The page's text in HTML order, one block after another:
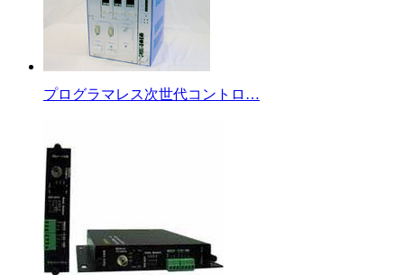
プログラマレス次世代コントロ…